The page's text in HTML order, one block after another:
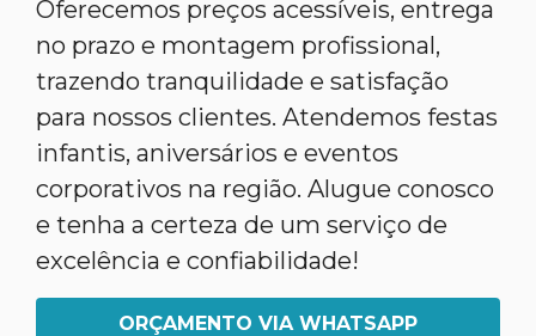
Oferecemos preços acessíveis, entrega
no prazo e montagem profissional,
trazendo tranquilidade e satisfação
para nossos clientes. Atendemos festas
infantis, aniversários e eventos
corporativos na região. Alugue conosco
e tenha a certeza de um serviço de
excelência e confiabilidade!
ORÇAMENTO VIA WHATSAPP